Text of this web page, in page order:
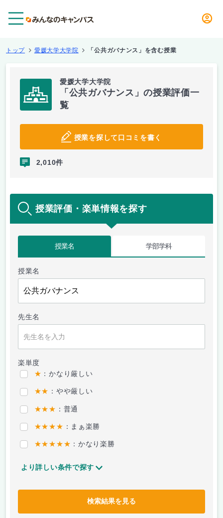
トップ 愛媛大学大学院 「公共ガバナンス」を含む授業
愛媛大学大学院
「公共ガバナンス」の授業評価一
覧
授業を探して口コミを書く
2,010件
授業評価・楽単情報を探す
授業名 学部学科
授業名
先生名
楽単度
★ ：かなり厳しい
★★ ：やや厳しい
★★★ ：普通
★★★★ ：まぁ楽勝
★★★★★ ：かなり楽勝
より詳しい条件で探す
検索結果を見る